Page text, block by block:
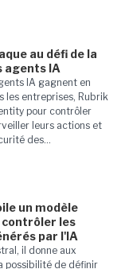
au défi de la
agents IA
IA gagnent en
les entreprises, Rubrik
pour contrôler
leurs actions et
des...
un modèle
les
par l'IA
il donne aux
possibilité de définir